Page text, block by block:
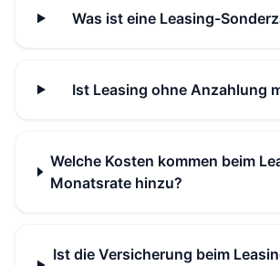
Was ist eine Leasing-
Ist Leasing ohne Anzahlung
Welche Kosten kommen beim
Monatsrate hinzu?
Ist die Versicherung beim